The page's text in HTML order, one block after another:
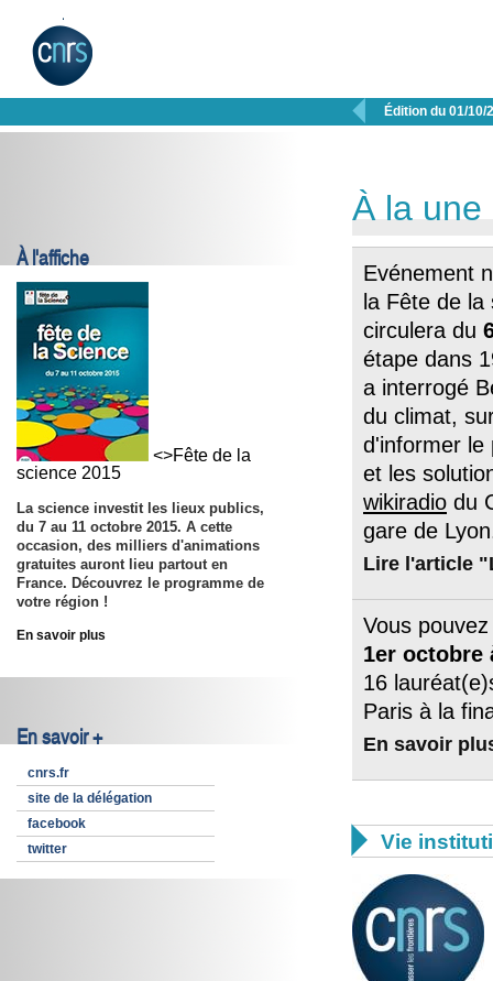
 Édition du 01/10/
À l'affiche
<>Fête de la
science 2015
La science investit les lieux publics,
du 7 au 11 octobre 2015. A cette
occasion, des milliers d'animations
gratuites auront lieu partout en
France. Découvrez le programme de
votre région !
En savoir plus
En savoir +
cnrs.fr
site de la délégation
facebook
twitter
À la une
Evénement
la Fête de
circulera du
étape dans
a interrogé
du climat,
d'informer le
et les
wikiradio du
gare de
Lire l'article
Vous
1er octobre
16
Paris à la
En savoir
 Vie